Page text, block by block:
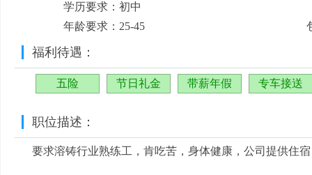
学历要求：初中
年龄要求：25-45
福利待遇：
五险 节日礼金 带薪年假 专车接送
职位描述：
要求溶铸行业熟练工，肯吃苦，身体健康，公司提供住